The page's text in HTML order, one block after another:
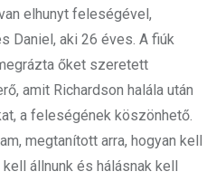
elhunyt feleségével,
Daniel, aki 26 éves. A fiúk
őket szeretett
amit Richardson halála után
a feleségének köszönhető.
megtanított arra, hogyan kell
állnunk és hálásnak kell